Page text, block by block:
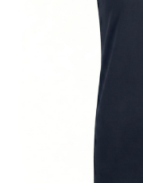
Simboluri tradiționale
Tricouri cu mesaje de bine
Tricouri de poveste
Colecții speciale